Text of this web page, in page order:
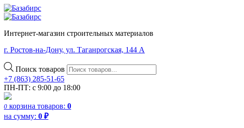
Интернет-магазин строительных материалов
г. Ростов-на-Дону, ул. Таганрогская, 144 А
Поиск товаров
+7 (863) 285-51-65
ПН-ПТ: с 9:00 до 18:00
0 корзина товаров: 0
на сумму: 0 ₽